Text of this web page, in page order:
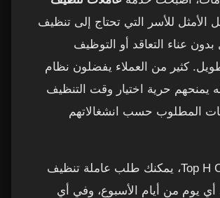
الأمثل للأسر التي تحتاج إلى تنظيف
عناء التعاقد أو التوظيف
كثير من العملاء يفضلون نظام
يمنحهم حرية اختيار وقت التنظيف
المطلوب حسب انشغالاتهم
مع Top H Cleaning، يمكنك طلب عاملة تنظيف
أي يوم من أيام الأسبوع، وفي أي